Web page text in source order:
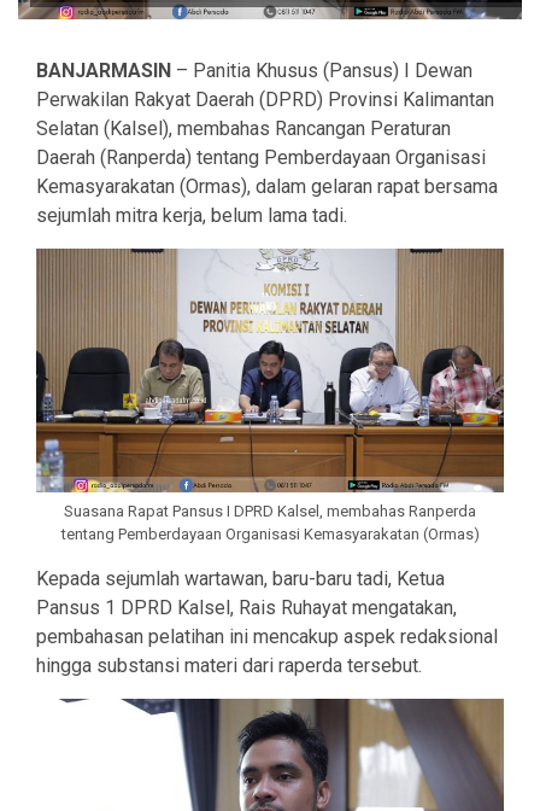
BANJARMASIN – Panitia Khusus (Pansus) I Dewan
Perwakilan Rakyat Daerah (DPRD) Provinsi Kalimantan
Selatan (Kalsel), membahas Rancangan Peraturan
Daerah (Ranperda) tentang Pemberdayaan Organisasi
Kemasyarakatan (Ormas), dalam gelaran rapat bersama
sejumlah mitra kerja, belum lama tadi.
Suasana Rapat Pansus I DPRD Kalsel, membahas Ranperda
tentang Pemberdayaan Organisasi Kemasyarakatan (Ormas)
Kepada sejumlah wartawan, baru-baru tadi, Ketua
Pansus 1 DPRD Kalsel, Rais Ruhayat mengatakan,
pembahasan pelatihan ini mencakup aspek redaksional
hingga substansi materi dari raperda tersebut.